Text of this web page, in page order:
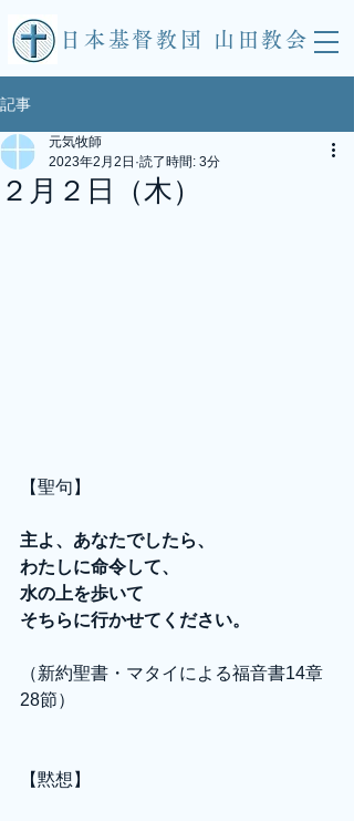
​日本基督教団 山田教会
記事
２月２日（木）
元気牧師
2023年2月2日 読了時間: 3分
【聖句】
主よ、あなたでしたら、
わたしに命令して、
水の上を歩いて
そちらに行かせてください。
（新約聖書・マタイによる福音書14章
28節）
【黙想】